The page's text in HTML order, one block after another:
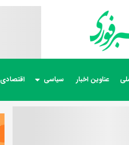
عناوین اخبار سیاسی اقتصادی